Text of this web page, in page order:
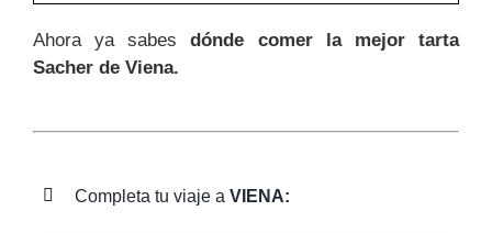
Ahora ya sabesdónde comer la mejor tarta
Sacher de Viena.
Completa tu viaje aVIENA: